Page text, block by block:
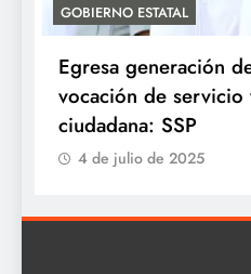
GOBIERNO ESTATAL
Egresa generación
vocación de servicio
ciudadana: SSP
4 de julio de 2025